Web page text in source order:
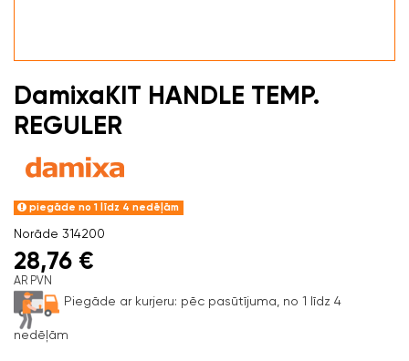
DamixaKIT HANDLE TEMP.
REGULER
piegāde no 1 līdz 4 nedēļām
Norāde 314200
28,76 €
AR PVN
Piegāde ar kurjeru: pēc pasūtījuma, no 1 līdz 4
nedēļām